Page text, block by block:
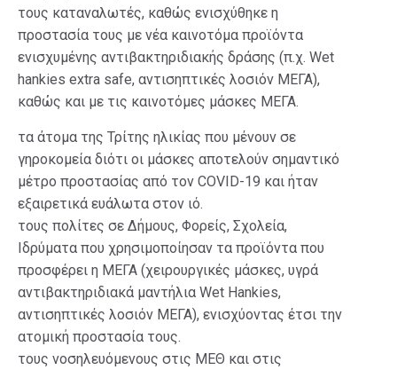
τους καταναλωτές, καθώς ενισχύθηκε η
προστασία τους με νέα καινοτόμα προϊόντα
ενισχυμένης αντιβακτηριδιακής δράσης (π.χ. Wet
hankies extra safe, αντισηπτικές λοσιόν ΜΕΓΑ),
καθώς και με τις καινοτόμες μάσκες ΜΕΓΑ.
τα άτομα της Τρίτης ηλικίας που μένουν σε
γηροκομεία διότι οι μάσκες αποτελούν σημαντικό
μέτρο προστασίας από τον COVID-19 και ήταν
εξαιρετικά ευάλωτα στον ιό.
τους πολίτες σε Δήμους, Φορείς, Σχολεία,
Ιδρύματα που χρησιμοποίησαν τα προϊόντα που
προσφέρει η ΜΕΓΑ (χειρουργικές μάσκες, υγρά
αντιβακτηριδιακά μαντήλια Wet Ηankies,
αντισηπτικές λοσιόν ΜΕΓΑ), ενισχύοντας έτσι την
ατομική προστασία τους.
τους νοσηλευόμενους στις ΜΕΘ και στις